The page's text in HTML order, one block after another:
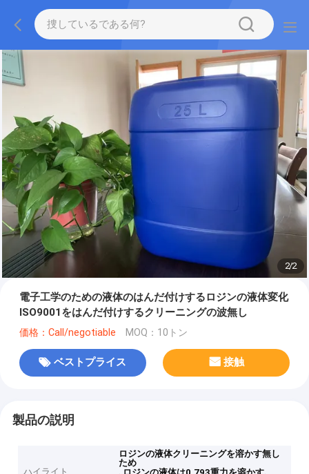
2/2
電子工学のための液体のはんだ付けするロジンの液体変化
ISO9001をはんだ付けするクリーニングの波無し
価格：Call/negotiable MOQ：10トン
ベストプライス 接触
製品の説明
ハイライト
ロジンの液体クリーニングを溶かす無し
ため
,
,